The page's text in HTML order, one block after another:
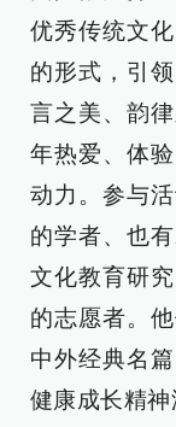
优秀传统文
的形式，引
言之美、韵
年热爱、体
动力。参与
的学者、也
文化教育研
的志愿者。
中外经典名
健康成长精神